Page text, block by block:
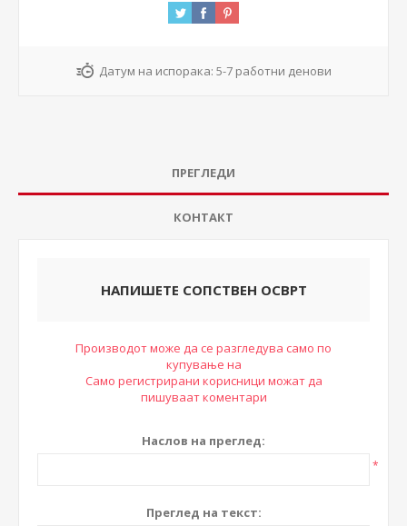
Датум на испорака: 5-7 работни денови
ПРЕГЛЕДИ
КОНТАКТ
НАПИШЕТЕ СОПСТВЕН ОСВРТ
Производот може да се разгледува само по
купување на
Само регистрирани корисници можат да
пишуваат коментари
Наслов на преглед:
*
Преглед на текст: